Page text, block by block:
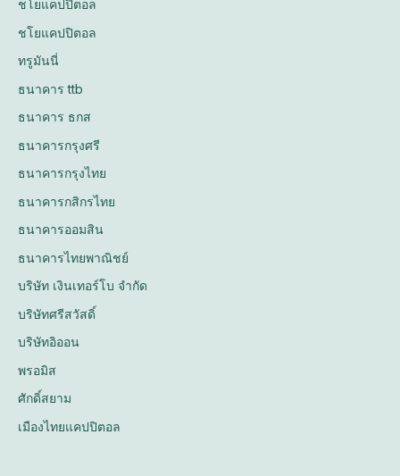
ชโยแคปปิตอล
ชโยแคปปิตอล
ทรูมันนี่
ธนาคาร ttb
ธนาคาร ธกส
ธนาคารกรุงศรี
ธนาคารกรุงไทย
ธนาคารกสิกรไทย
ธนาคารออมสิน
ธนาคารไทยพาณิชย์
บริษัท เงินเทอร์โบ จำกัด
บริษัทศรีสวัสดิ์
บริษัทอิออน
พรอมิส
ศักดิ์สยาม
เมืองไทยแคปปิตอล